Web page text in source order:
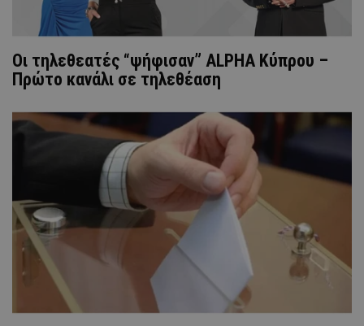
Οι τηλεθεατές “ψήφισαν” ALPHA Κύπρου –
Πρώτο κανάλι σε τηλεθέαση